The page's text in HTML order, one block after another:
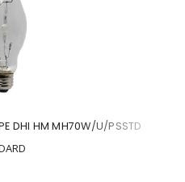
DHI HM MH70W/U/PSSTD